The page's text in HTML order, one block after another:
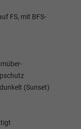
FS, mit BFS-
(Sunset)